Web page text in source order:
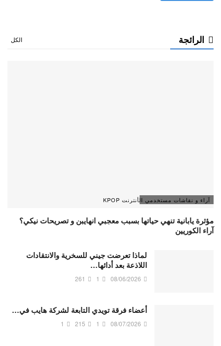
الرائجة الكل
آراء و نقاشات مستخدمي الأنترنت KPOP
مؤثرة يابانية تنهي حياتها بسبب معجبي انهايبن و تصريحات نيكي؟
آراء الكوريين
لماذا تعرضت جيني للسخرية والانتقادات
اللاذعة بعد أدائها…
08/06/2026
1
261
أعضاء فرقة تويدي التابعة لشركة هايب في…
08/07/2026
1
215
1